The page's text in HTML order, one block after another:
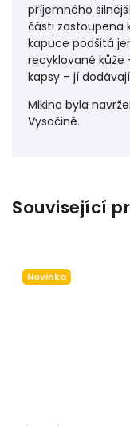
příjemného
části zastoupena
kapuce podšitá
recyklované
kapsy – jí
Mikina byla
Vysočině.
Související
Novinka